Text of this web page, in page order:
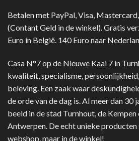
Betalen met PayPal, Visa,
(Contant Geld in de winkel). Gratis
Euro in België. 140 Euro naar
Casa N°7 op de Nieuwe Kaai 7 in
kwaliteit, specialisme,
beleving. Een zaak waar
de orde van de dag is. Al meer dan 30
beeld in de stad Turnhout, de
Antwerpen. De echt unieke producten
webshop, maar in de winkel!